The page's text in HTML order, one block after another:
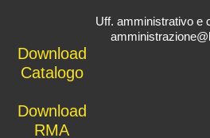
Uff. amministrativo e
Download
Catalogo
Download
RMA